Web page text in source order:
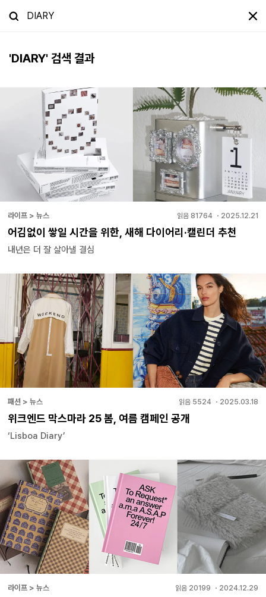
'DIARY' 검색 결과
라이프 > 뉴스 읽음 81764 ・ 2025.12.21
어김없이 쌓일 시간을 위한, 새해 다이어리·캘린더 추천
내년은 더 잘 살아낼 결심
패션 > 뉴스 읽음 5524 ・ 2025.03.18
위크엔드 막스마라 25 봄, 여름 캠페인 공개
‘Lisboa Diary’
라이프 > 뉴스 읽음 20199 ・ 2024.12.29